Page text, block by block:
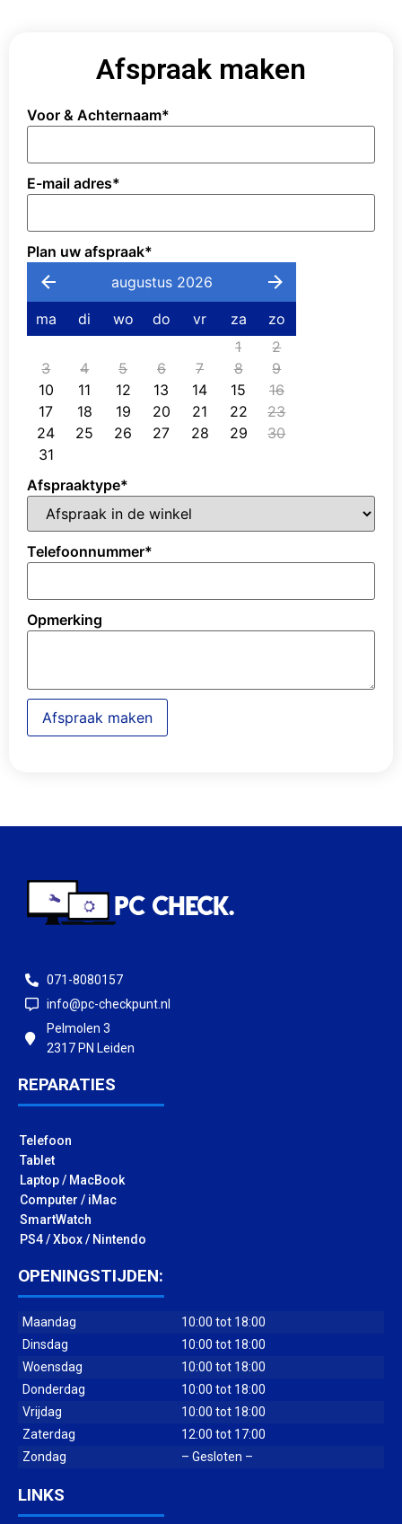
Afspraak maken
Voor & Achternaam*
E-mail adres*
Plan uw afspraak*
augustus 2026
ma di wo do vr za
zo
1
2
3
4 5 6 7 8
9
10
11 12 13 14 15
16
17
18 19 20 21 22
23
24
25 26 27 28 29
30
31
Afspraaktype*
Telefoonnummer*
Opmerking
Afspraak maken
071-8080157
info@pc-checkpunt.nl
Pelmolen 3
2317 PN Leiden
REPARATIES
Telefoon
Tablet
Laptop / MacBook
Computer / iMac
SmartWatch
PS4 / Xbox / Nintendo
OPENINGSTIJDEN:
Maandag
10:00 tot 18:00
Dinsdag
10:00 tot 18:00
Woensdag
10:00 tot 18:00
Donderdag
10:00 tot 18:00
Vrijdag
10:00 tot 18:00
Zaterdag
12:00 tot 17:00
Zondag
– Gesloten –
LINKS